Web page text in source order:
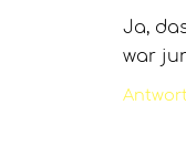
Ja,
war